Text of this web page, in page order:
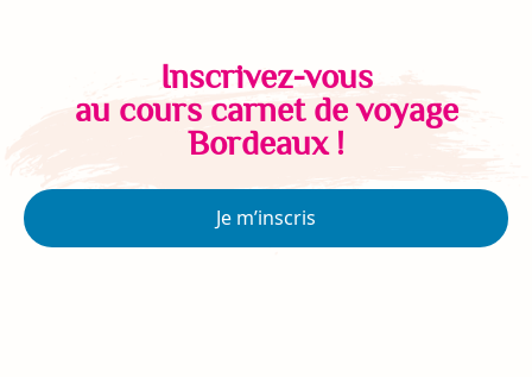
Inscrivez-vous
au cours carnet de voyage
Bordeaux !
Je m’inscris